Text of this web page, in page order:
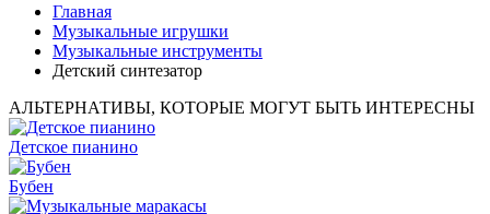
Главная
Музыкальные игрушки
Музыкальные инструменты
Детский синтезатор
АЛЬТЕРНАТИВЫ, КОТОРЫЕ МОГУТ БЫТЬ ИНТЕРЕСНЫ
Детское пианино
Бубен